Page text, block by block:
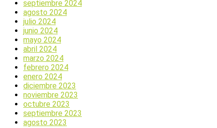
septiembre 2024
agosto 2024
julio 2024
junio 2024
mayo 2024
abril 2024
marzo 2024
febrero 2024
enero 2024
diciembre 2023
noviembre 2023
octubre 2023
septiembre 2023
agosto 2023